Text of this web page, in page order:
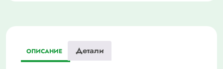
ОПИСАНИЕ Детали